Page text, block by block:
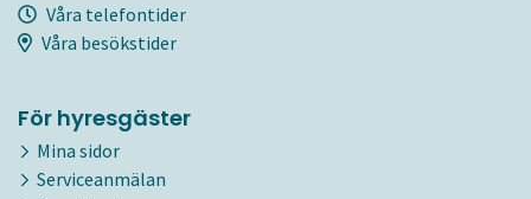
Våra telefontider
Våra besökstider
För hyresgäster
Mina sidor
Serviceanmälan